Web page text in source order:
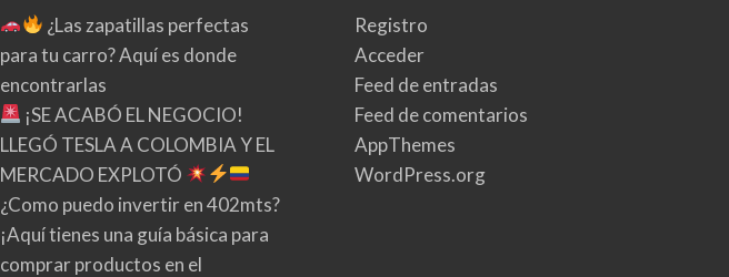
¿Las zapatillas perfectas
para tu carro? Aquí es donde
encontrarlas
¡SE ACABÓ EL NEGOCIO!
LLEGÓ TESLA A COLOMBIA Y EL
MERCADO EXPLOTÓ
¿Como puedo invertir en 402mts?
¡Aquí tienes una guía básica para
comprar productos en el
Registro
Acceder
Feed de entradas
Feed de comentarios
AppThemes
WordPress.org